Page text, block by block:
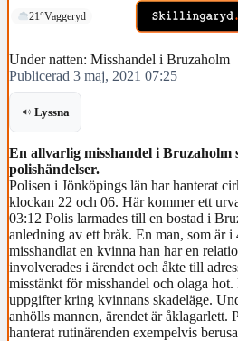
21°Vaggeryd
Under natten: Misshandel i Bruzaholm
Publicerad 3 maj, 2021 07:25
Lyssna
En allvarlig misshandel i Bruzaholm
polishändelser.
Polisen i Jönköpings län har hanterat
klockan 22 och 06. Här kommer ett
03:12 Polis larmades till en bostad i
anledning av ett bråk. En man, som är i
misshandlat en kvinna han har en
involverades i ärendet och åkte till
misstänkt för misshandel och olaga hot.
uppgifter kring kvinnans skadeläge.
anhölls mannen, ärendet är åklagarlett.
hanterat rutinärenden exempelvis